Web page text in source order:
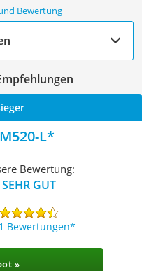
Bewertung
L
Bewertung:
SEHR GUT
Bewertungen
»